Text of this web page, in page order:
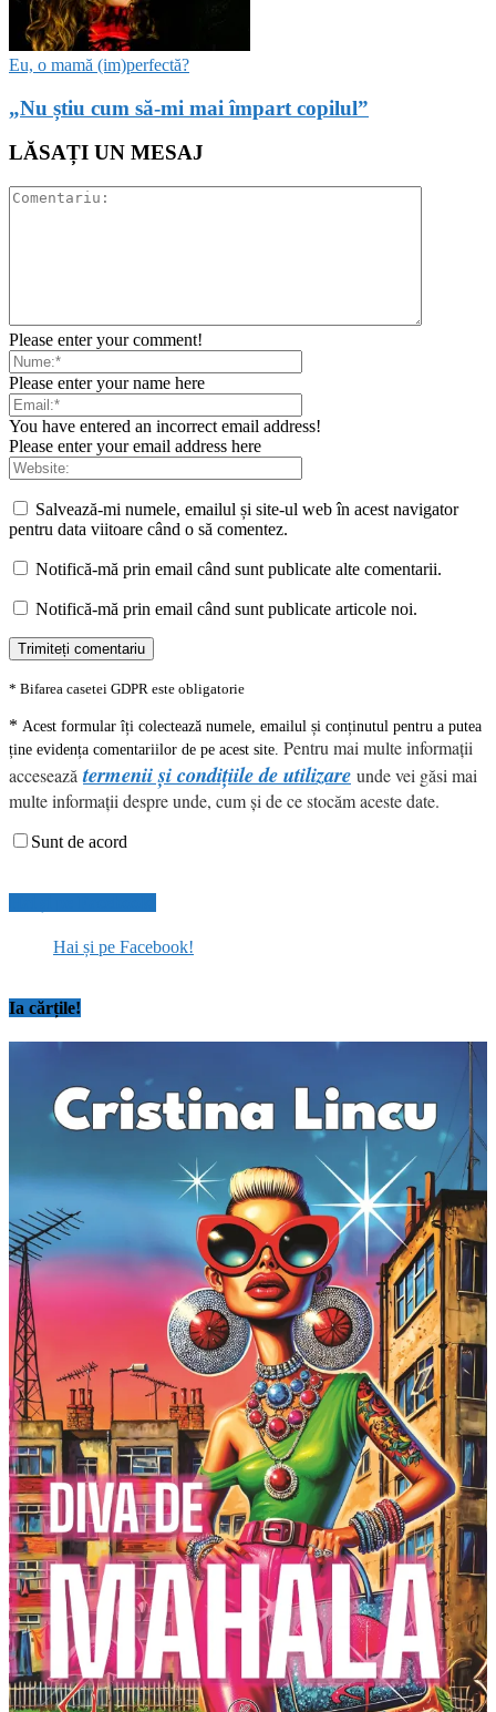
Eu, o mamă (im)perfectă?
„Nu știu cum să-mi mai împart copilul”
LĂSAȚI UN MESAJ
Please enter your comment!
Please enter your name here
You have entered an incorrect email address!
Please enter your email address here
Salvează-mi numele, emailul și site-ul web în acest navigator
pentru data viitoare când o să comentez.
Notifică-mă prin email când sunt publicate alte comentarii.
Notifică-mă prin email când sunt publicate articole noi.
* Bifarea casetei GDPR este obligatorie
* Acest formular îți colectează numele, emailul și conținutul pentru a putea
ține evidența comentariilor de pe acest site. Pentru mai multe informații
acceseazătermenii și condițiile de utilizare unde vei găsi mai
multe informații despre unde, cum și de ce stocăm aceste date.
Sunt de acord
Hai și pe Facebook!
Ia cărțile!